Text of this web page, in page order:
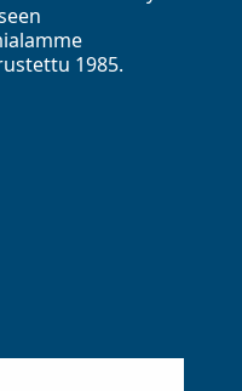
1985.